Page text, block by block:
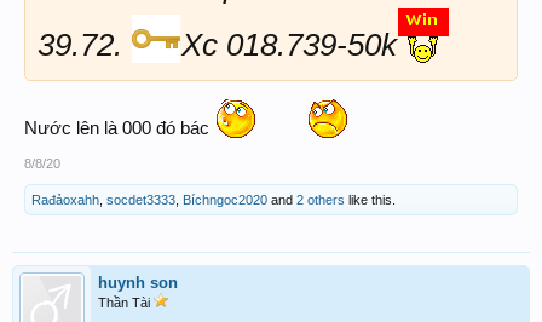
39.72.
Xc 018.739-50k
Nước lên là 000 đó bác
8/8/20
Rađảoxahh socdet3333 Bíchngoc2020 and 2 others like this.
huynh son
Thần Tài